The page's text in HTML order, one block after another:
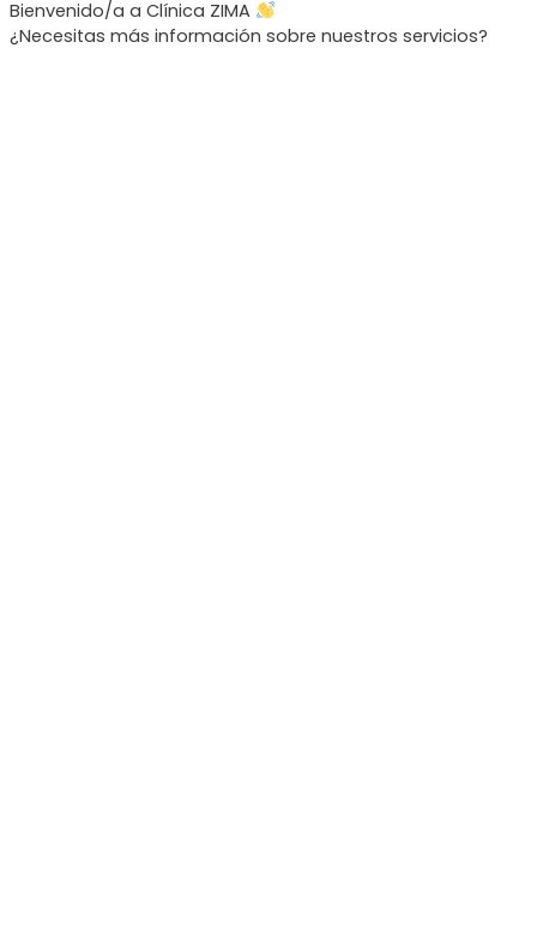
Bienvenido/a a Clínica ZIMA
¿Necesitas más información sobre nuestros servicios?